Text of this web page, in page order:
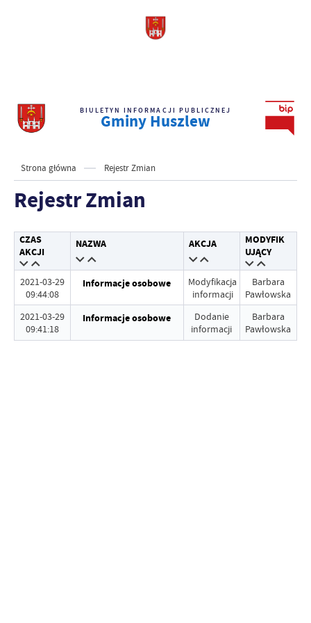
BIULETYN INFORMACJI PUBLICZNEJ
Gminy Huszlew
Strona główna Rejestr Zmian
Rejestr Zmian
CZAS
AKCJI
NAZWA AKCJA
MODYFIK
UJĄCY
2021-03-29
09:44:08
Informacje osobowe
Modyfikacja
informacji
Barbara
Pawłowska
2021-03-29
09:41:18
Informacje osobowe
Dodanie
informacji
Barbara
Pawłowska